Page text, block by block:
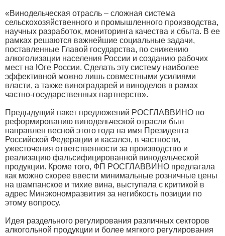
«Винодельческая отрасль – сложная система
сельскохозяйственного и промышленного производства,
научных разработок, мониторинга качества и сбыта. В ее
рамках решаются важнейшие социальные задачи,
поставленные Главой государства, по снижению
алкоголизации населения России и созданию рабочих
мест на Юге России. Сделать эту систему наиболее
эффективной можно лишь совместными усилиями
власти, а также виноградарей и виноделов в рамах
частно-государственных партнерств».
Предыдущий пакет предложений РОСГЛАВВИНО по
реформированию винодельческой отрасли был
направлен весной этого года на имя Президента
Российской Федерации и касался, в частности,
ужесточения ответственности за производство и
реализацию фальсифицированной винодельческой
продукции. Кроме того, ФП РОСГЛАВВИНО предлагала
как можно скорее ввести минимальные розничные цены
на шампанское и тихие вина, выступала с критикой в
адрес Минэкономразвития за негибкость позиции по
этому вопросу.
Идея раздельного регулирования различных секторов
алкогольной продукции и более мягкого регулирования